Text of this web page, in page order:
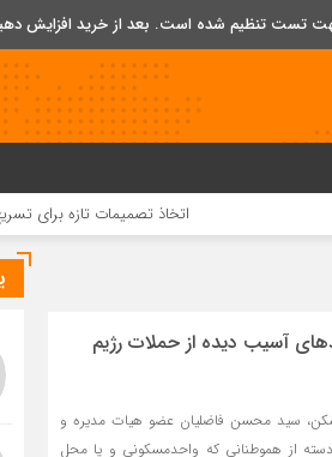
تست تنظیم شده است. بعد از خرید افزایش
اتخاذ تصمیمات تازه برای تسریع در روند
آسیب دیده از حملات رژیم
سید محسن فاضلیان عضو هیات مدیره و
از هموطنانی که واحدمسکونی و یا محل